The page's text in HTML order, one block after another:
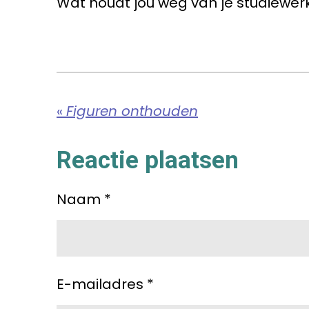
« Figuren onthouden
Reactie plaatsen
Naam *
E-mailadres *